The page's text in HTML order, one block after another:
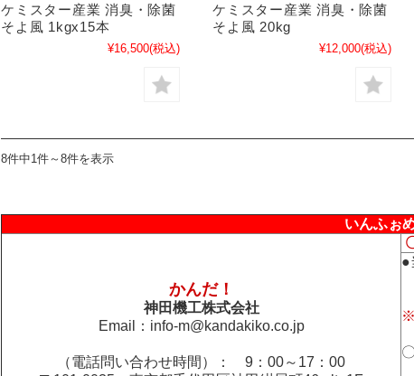
ケミスター産業 消臭・除菌
そよ風 1kgx15本
¥16,500(税込)
ケミスター産業 消臭・除菌
そよ風 20kg
¥12,000(税込)
8件中1件～8件を表示
いんふぉ
かんだ！
神田機工株式会社
Email： info-m@kandakiko.co.jp
（電話問い合わせ時間）： 9：00～17：00
●
※